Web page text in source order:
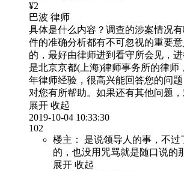
¥2
巴波 律师
具体是什么内容？调查的涉案情况
件的准确分析都有不可忽视的重要
的，最好由律师进到看守所会见，
是北京京都(上海)律师事务所的律师
年律师经验，很高兴能回答您的问
对您有所帮助。如果还有其他问题，
展开 收起
2019-10-04 10:33:30
102
楼主：
是说领导人的事，不过
的，也没用咒骂就是随口说的
展开 收起